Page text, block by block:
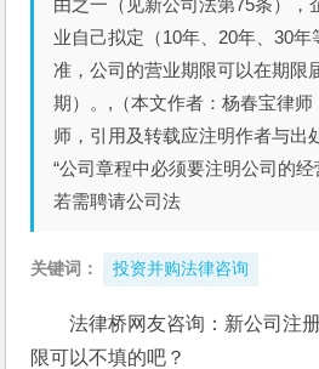
由之一（见新公司法第75条），
业自己拟定（10年、20年、30
准，公司的营业期限可以在期限
期）。,（本文作者：杨春宝律
师，引用及转载应注明作者与出
“公司章程中必须要注明公司的经
若需聘请公司法
关键词： 投资并购法律咨询
法律桥网友咨询：新公司注
限可以不填的吧？